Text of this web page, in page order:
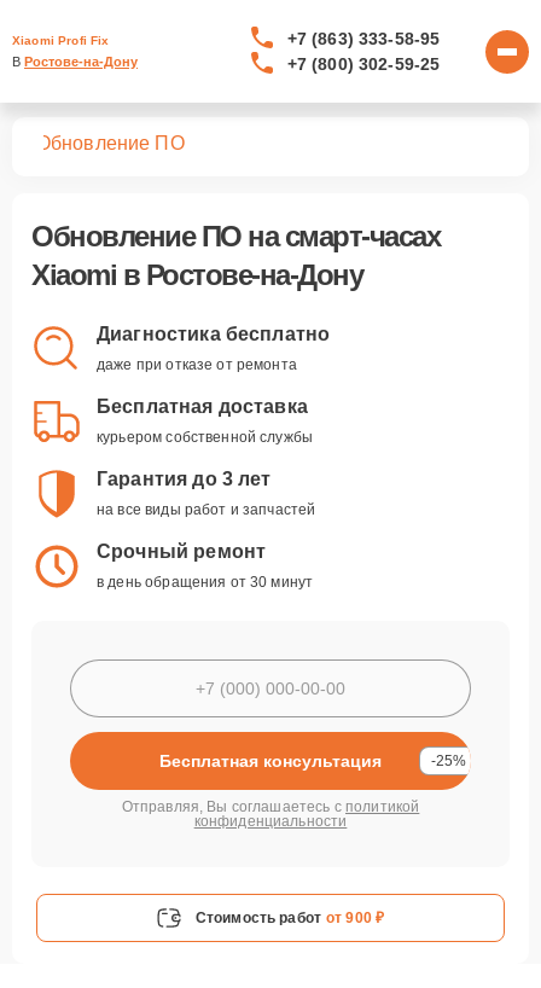
Xiaomi Profi Fix
В Ростове-на-Дону
+7 (863) 333-58-95
+7 (800) 302-59-25
Обновление ПО
Обновление ПОна смарт-часах
Xiaomi в Ростове-на-Дону
Диагностика бесплатно
даже при отказе от ремонта
Бесплатная доставка
курьером собственной службы
Гарантия до 3 лет
на все виды работ и запчастей
Срочный ремонт
в день обращения от 30 минут
Бесплатная консультация -25%
Отправляя, Вы соглашаетесь с политикой
конфиденциальности
Стоимость работ от 900 ₽